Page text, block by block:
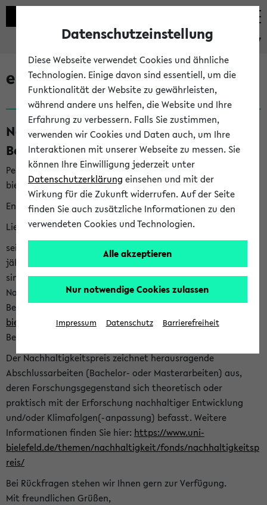
eKVV
eKVV News
Nachhaltigkeitspreis 2026:
Bewerbungsphase gestartet (06.08.26)
Per E-Mail eingestellt von nachhaltigkeitsbuero@uni-
bielefeld.de an den Verteiler 'Alle Studierenden':
English version below
Liebe Studierende,
seit 2023 verleiht das Rektorat der Universität Bielefeld
jährlich den Nachhaltigkeitspreis für Abschlussarbeiten. Sie
sind herzlich eingeladen sich mit Ihrer Abschlussarbeit beim
Nachhaltigkeitsbüro zu bewerben. Bitte nutzen Sie für Ihre
Bewerbung dieses Formular<https://formulare.uni-
bielefeld.de/frontend-server/form/provide/913/>. Die
Bewerbungsfrist endet am 30.09.2026.
Der Nachhaltigkeitspreis zeichnet herausragende
Abschlussarbeiten (Bachelor- oder Masterarbeiten) aus,
deren Forschungsgegenstand sich theoretisch oder
praktisch mit der Erforschung nachhaltiger Entwicklung
und/oder Klimafolgen(-anpassung) befasst. Weitere
Informationen finden Sie hier: https://www.uni-
bielefeld.de/themen/nachhaltigkeit/fonds/nachhaltigkeitsp
reis/
Bei Rückfragen stehen wir Ihnen gern zur Verfügung.
Mit freundlichen Grüßen,
Datenschutzeinstellung
Diese Webseite verwendet Cookies und ähnliche
Technologien. Einige davon sind essentiell, um die
Funktionalität der Website zu gewährleisten,
während andere uns helfen, die Website und Ihre
Erfahrung zu verbessern. Falls Sie zustimmen,
verwenden wir Cookies und Daten auch, um Ihre
Interaktionen mit unserer Webseite zu messen. Sie
können Ihre Einwilligung jederzeit unter
Datenschutzerklärung einsehen und mit der
Wirkung für die Zukunft widerrufen. Auf der Seite
finden Sie auch zusätzliche Informationen zu den
verwendeten Cookies und Technologien.
Alle akzeptieren
Nur notwendige Cookies zulassen
Impressum Datenschutz Barrierefreiheit